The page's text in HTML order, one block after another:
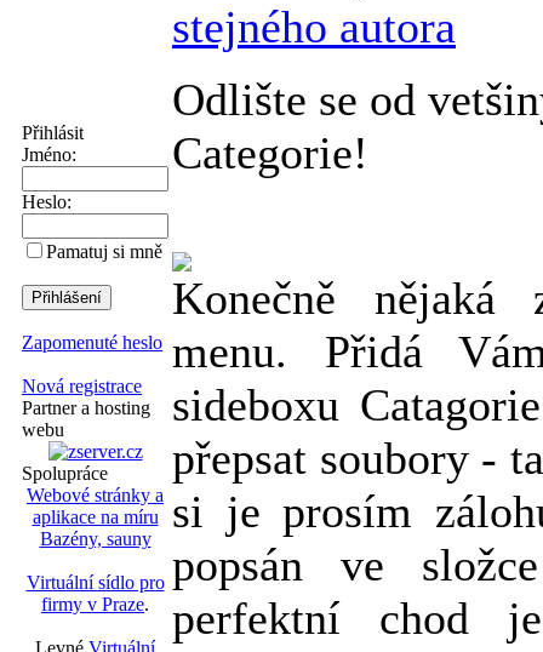
Přihlásit
Jméno:
Heslo:
Pamatuj si mně
Zapomenuté heslo
Nová registrace
Partner a hosting
webu
Spolupráce
Webové stránky a
aplikace na míru
Bazény, sauny
Virtuální sídlo pro
firmy v Praze.
Levné Virtuální
stejného autora
Odlište se od
Categorie!
Konečně nějaká
menu. Přidá
sideboxu
přepsat soubory -
si je prosím
popsán ve
perfektní chod